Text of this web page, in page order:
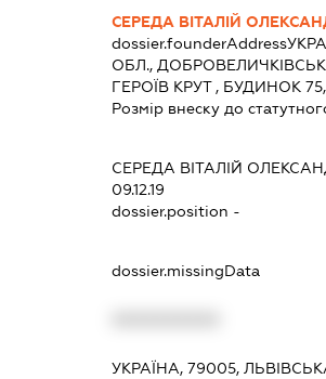
СЕРЕДА ВІТАЛІЙ
dossier.founderAddress
ОБЛ.,
ГЕРОЇВ КРУТ , БУДИНОК
Розмір внеску до
СЕРЕДА ВІТАЛІЙ
09.12.19
dossier.position -
dossier.missingData
УКРАЇНА, 79005,